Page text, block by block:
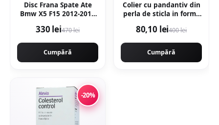
Disc Frana Spate Ate
Bmw X5 F15 2012-2018
330 lei470 lei
Cumpără
Colier cu pandantiv din
perla de sticla in forma
Alb/Argintiu
80,10 lei400 lei
Cumpără
-20%